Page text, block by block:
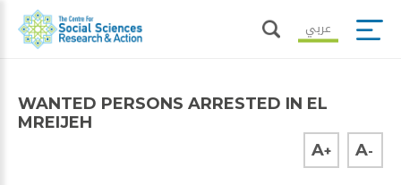
عربي
WANTED PERSONS ARRESTED IN EL
MREIJEH
A+ A-